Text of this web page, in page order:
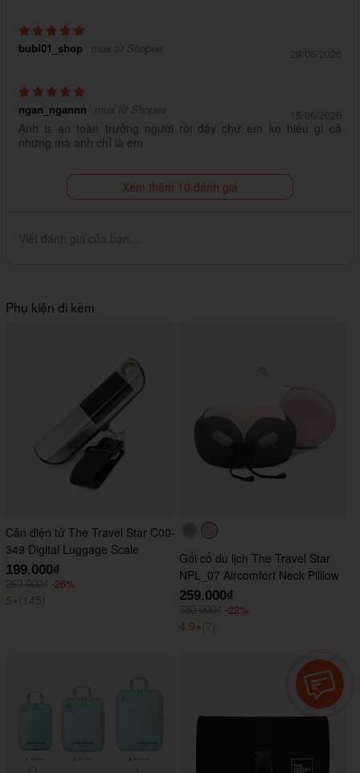
bubi01_shop mua từ Shopee 28/06/2026
ngan_ngannn mua từ Shopee 15/06/2026
Anh is an toàn trưởng người rồi đấy chứ em ko hiểu gì cả
nhưng mà anh chỉ là em
Xem thêm 10 đánh giá
Viết đánh giá của bạn...
Phụ kiện đi kèm
Cân điện tử The Travel Star C00-
349 Digital Luggage Scale
199.000₫
269.000₫ -26%
5⭑ (145)
#acacac
Gối cổ du lịch The Travel Star
NPL_07 Aircomfort Neck Pilllow
259.000₫
330.000₫ -22%
4.9⭑ (7)